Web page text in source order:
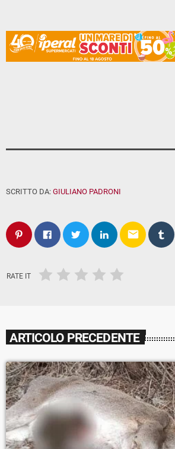
SCRITTO DA: GIULIANO PADRONI
email
RATE IT
ARTICOLO PRECEDENTE